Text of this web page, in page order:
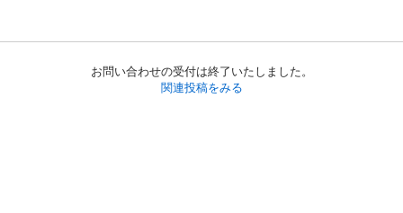
お問い合わせの受付は終了いたしました。
関連投稿をみる